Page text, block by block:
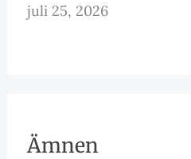
juli 25, 2026
Ämnen